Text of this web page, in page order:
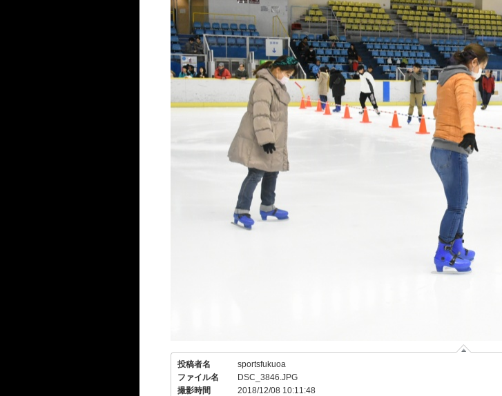
投稿者名
sportsfukuoa
ファイル名
DSC_3846.JPG
撮影時間
2018/12/08 10:11:48